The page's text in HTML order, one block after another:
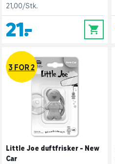
21,00/Stk.
21,- 0
3 FOR 2
Little Joe duftfrisker - New
Car